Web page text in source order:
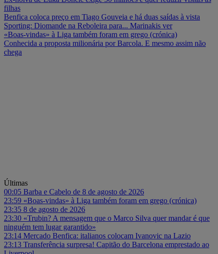
filhas
Benfica coloca preço em Tiago Gouveia e há duas saídas à vista
Sporting: Diomande na Reboleira para... Marinakis ver
«Boas-vindas» à Liga também foram em grego (crónica)
Conhecida a proposta milionária por Barcola. E mesmo assim não
chega
Últimas
00:05 Barba e Cabelo de 8 de agosto de 2026
23:59 «Boas-vindas» à Liga também foram em grego (crónica)
23:35 8 de agosto de 2026
23:30 «Trubin? A mensagem que o Marco Silva quer mandar é que
ninguém tem lugar garantido»
23:14 Mercado Benfica: italianos colocam Ivanovic na Lazio
23:13 Transferência surpresa! Capitão do Barcelona emprestado ao